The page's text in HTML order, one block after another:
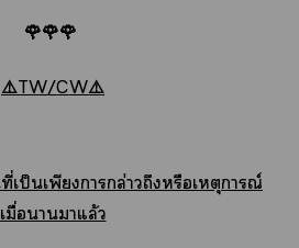
🌹🌹🌹
⚠️TW/CW⚠️
นเพียงาล่าวถึงหรือเหตุการณ์
เมื่อาาแล้ว